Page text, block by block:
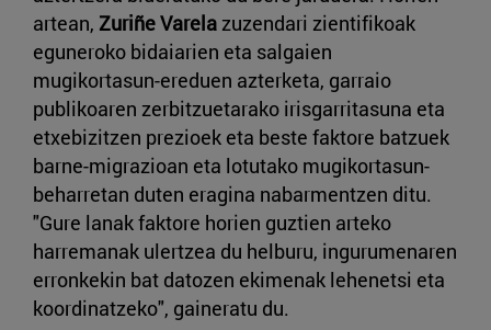
artean, Zuriñe Varela zuzendari zientifikoak
eguneroko bidaiarien eta salgaien
mugikortasun-ereduen azterketa, garraio
publikoaren zerbitzuetarako irisgarritasuna eta
etxebizitzen prezioek eta beste faktore batzuek
barne-migrazioan eta lotutako mugikortasun-
beharretan duten eragina nabarmentzen ditu.
"Gure lanak faktore horien guztien arteko
harremanak ulertzea du helburu, ingurumenaren
erronkekin bat datozen ekimenak lehenetsi eta
koordinatzeko", gaineratu du.